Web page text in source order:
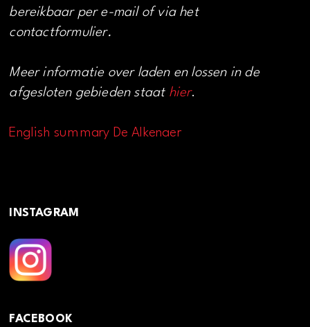
bereikbaar per e-mail of via het
contactformulier.
Meer informatie over laden en lossen in de
afgesloten gebieden staat hier.
English summary De Alkenaer
INSTAGRAM
FACEBOOK